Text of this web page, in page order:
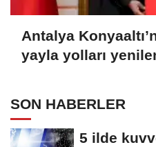
Antalya
yayla yolları
SON HABERLER
5 ilde